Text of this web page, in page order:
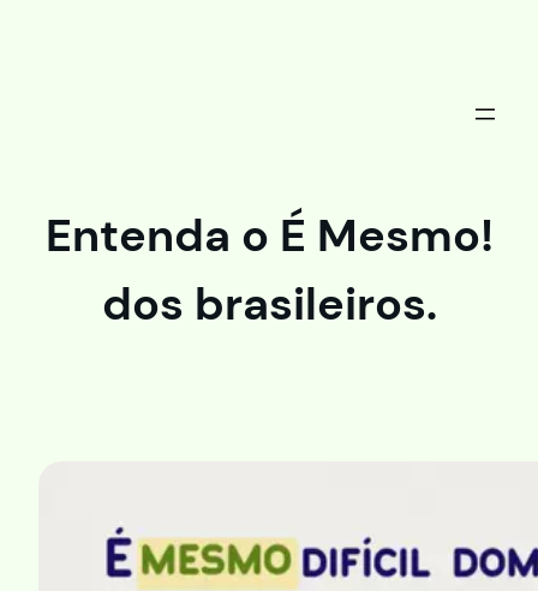
Entenda o É Mesmo!
dos brasileiros.